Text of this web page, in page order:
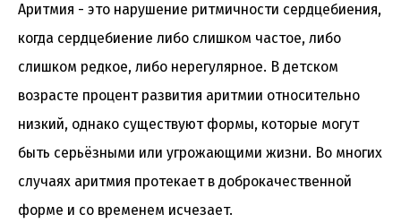
Аритмия - это нарушение ритмичности сердцебиения,
когда сердцебиение либо слишком частое, либо
слишком редкое, либо нерегулярное. В детском
возрасте процент развития аритмии относительно
низкий, однако существуют формы, которые могут
быть серьёзными или угрожающими жизни. Во многих
случаях аритмия протекает в доброкачественной
форме и со временем исчезает.